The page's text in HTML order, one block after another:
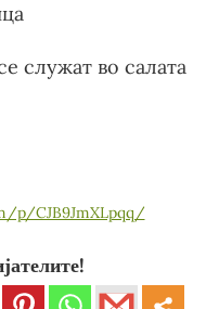
служат во салата
p/CJB9JmXLpqq/